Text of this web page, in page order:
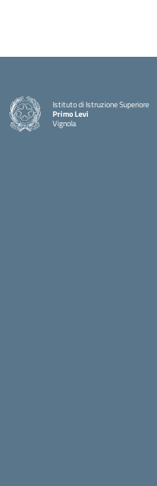
Istituto di Istruzione Superiore
Primo Levi
Vignola